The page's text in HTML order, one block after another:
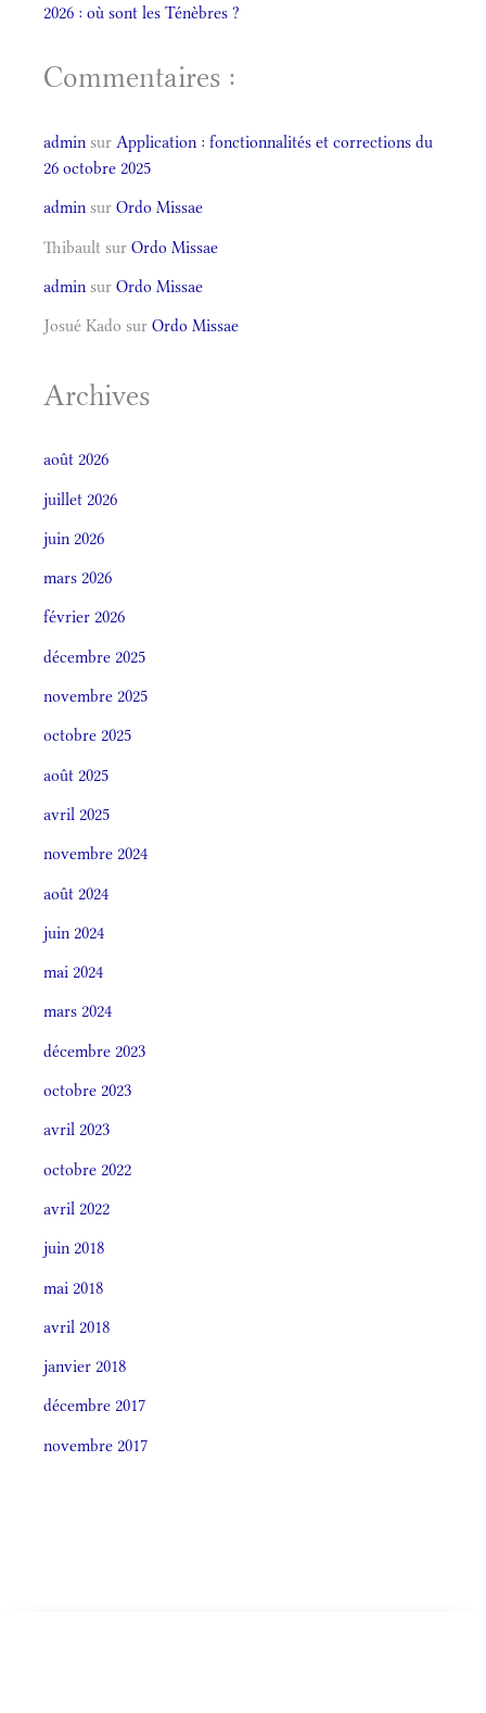
2026 : où sont les Ténèbres ?
Commentaires :
admin sur Application : fonctionnalités et corrections du
26 octobre 2025
admin sur Ordo Missae
Thibault sur Ordo Missae
admin sur Ordo Missae
Josué Kado sur Ordo Missae
Archives
août 2026
juillet 2026
juin 2026
mars 2026
février 2026
décembre 2025
novembre 2025
octobre 2025
août 2025
avril 2025
novembre 2024
août 2024
juin 2024
mai 2024
mars 2024
décembre 2023
octobre 2023
avril 2023
octobre 2022
avril 2022
juin 2018
mai 2018
avril 2018
janvier 2018
décembre 2017
novembre 2017